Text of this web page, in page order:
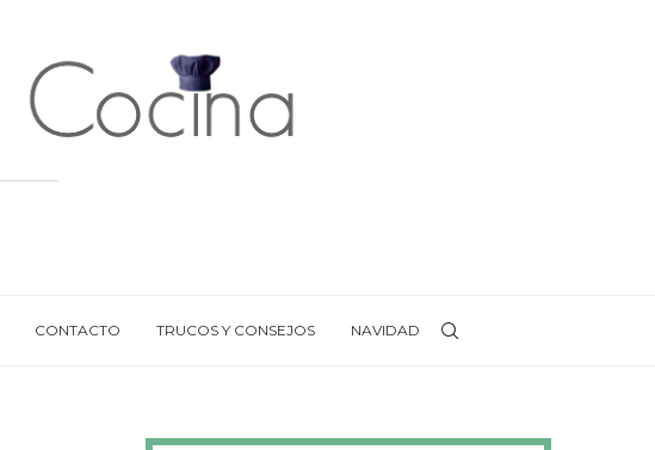
CONTACTO TRUCOS Y CONSEJOS NAVIDAD